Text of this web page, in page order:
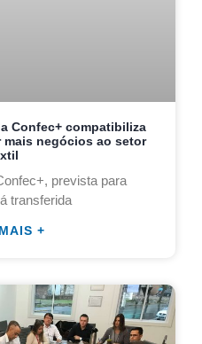
Confec+ compatibiliza
negócios ao setor
prevista para
transferida
+